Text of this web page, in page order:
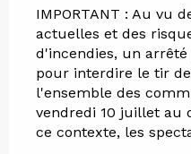
IMPORTANT : Au vu
actuelles et des
d'incendies, un
pour interdire le tir
l'ensemble des
vendredi 10 juillet au
ce contexte, les